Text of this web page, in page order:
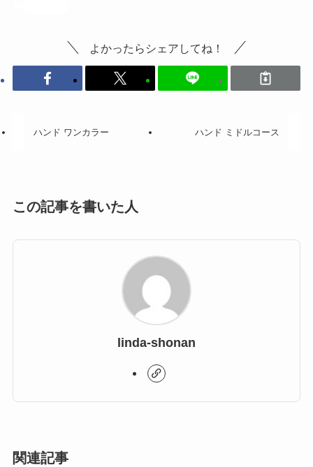
よかったらシェアしてね！
ハンド ワンカラー ハンド ミドルコース
この記事を書いた人
linda-shonan
関連記事